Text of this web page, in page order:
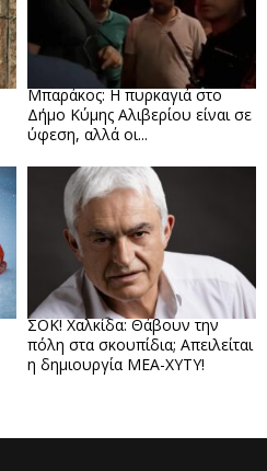
Μπαράκος: Η πυρκαγιά στο
Δήμο Κύμης Αλιβερίου είναι σε
ύφεση, αλλά οι...
ΣΟΚ! Χαλκίδα: Θάβουν την
πόλη στα σκουπίδια; Απειλείται
η δημιουργία ΜΕΑ-ΧΥΤΥ!